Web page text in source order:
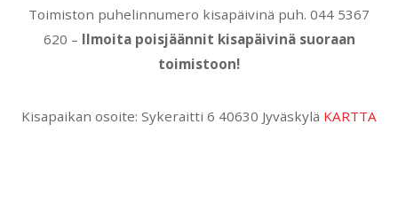
Toimiston puhelinnumero kisapäivinä puh. 044 5367
620 – Ilmoita poisjäännit kisapäivinä suoraan
toimistoon!
Kisapaikan osoite: Sykeraitti 6 40630 Jyväskylä KARTTA